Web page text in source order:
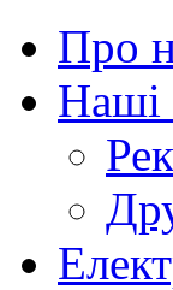
Про
Наші